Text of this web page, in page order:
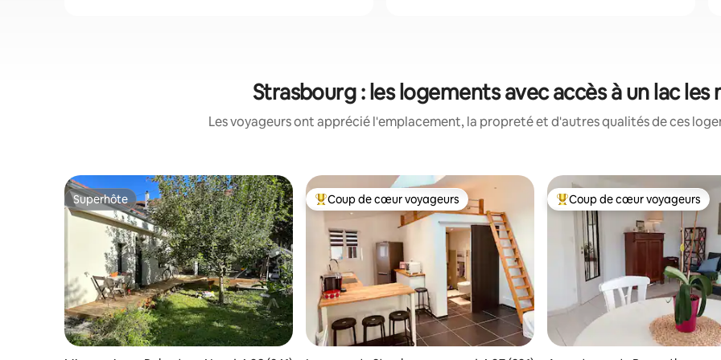
Strasbourg : les logements avec accès à un lac les
Les voyageurs ont apprécié l'emplacement, la propreté et d'autres qualités de ces
Superhôte
Superhôte Coup de cœur voyageurs parmi les plus aimés
Coup de cœur voyageurs Coup de cœur voyageurs
Coup de cœur voyageurs